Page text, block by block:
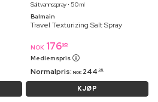
Saltvannsspray ⋅ 50 ml
Balmain
Travel Texturizing Salt Spray
NOK 17695
Medlemspris
Normalpris: NOK 244 95
KJØP